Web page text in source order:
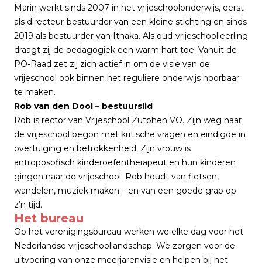
Marin werkt sinds 2007 in het vrijeschoolonderwijs, eerst
als directeur-bestuurder van een kleine stichting en sinds
2019 als bestuurder van Ithaka. Als oud-vrijeschoolleerling
draagt zij de pedagogiek een warm hart toe. Vanuit de
PO-Raad zet zij zich actief in om de visie van de
vrijeschool ook binnen het reguliere onderwijs hoorbaar
te maken.
Rob van den Dool – bestuurslid
Rob is rector van Vrijeschool Zutphen VO. Zijn weg naar
de vrijeschool begon met kritische vragen en eindigde in
overtuiging en betrokkenheid. Zijn vrouw is
antroposofisch kinderoefentherapeut en hun kinderen
gingen naar de vrijeschool. Rob houdt van fietsen,
wandelen, muziek maken – en van een goede grap op
z’n tijd.
Het bureau
Op het verenigingsbureau werken we elke dag voor het
Nederlandse vrijeschoollandschap. We zorgen voor de
uitvoering van onze meerjarenvisie en helpen bij het